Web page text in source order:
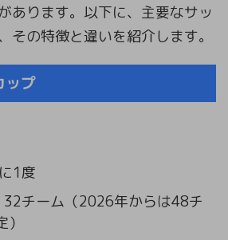
あります。以下に、主要なサッ
その特徴と違いを紹介します。
ップ
1度
32チーム（2026年からは48チ